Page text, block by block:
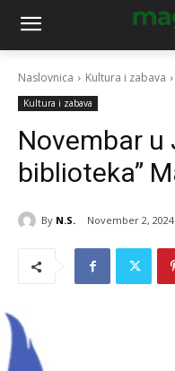
Naslovnica Kultura i zabava
Kultura i zabava
Novembar u
biblioteka”
By N.S. November 2, 2024